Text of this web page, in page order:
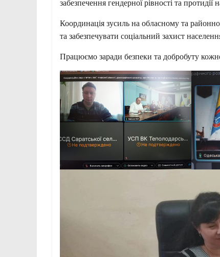
забезпечення гендерної рівності та протидії
Координація зусиль на обласному та
та забезпечувати соціальний захист
Працюємо заради безпеки та добробуту